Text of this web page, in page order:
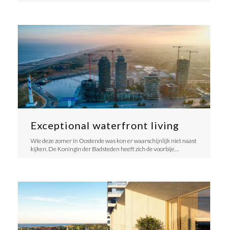
Exceptional waterfront living
Wie deze zomer in Oostende was kon er waarschijnlijk niet naast
kijken. De Koningin der Badsteden heeft zich de voorbije…